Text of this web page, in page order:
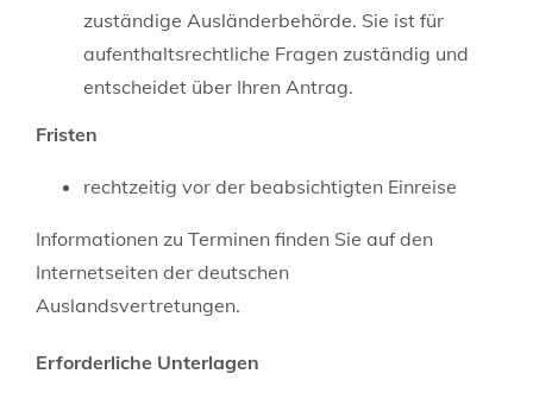
zuständige Ausländerbehörde. Sie ist für
aufenthaltsrechtliche Fragen zuständig und
entscheidet über Ihren Antrag.
Fristen
rechtzeitig vor der beabsichtigten Einreise
Informationen zu Terminen finden Sie auf den
Internetseiten der deutschen
Auslandsvertretungen.
Erforderliche Unterlagen